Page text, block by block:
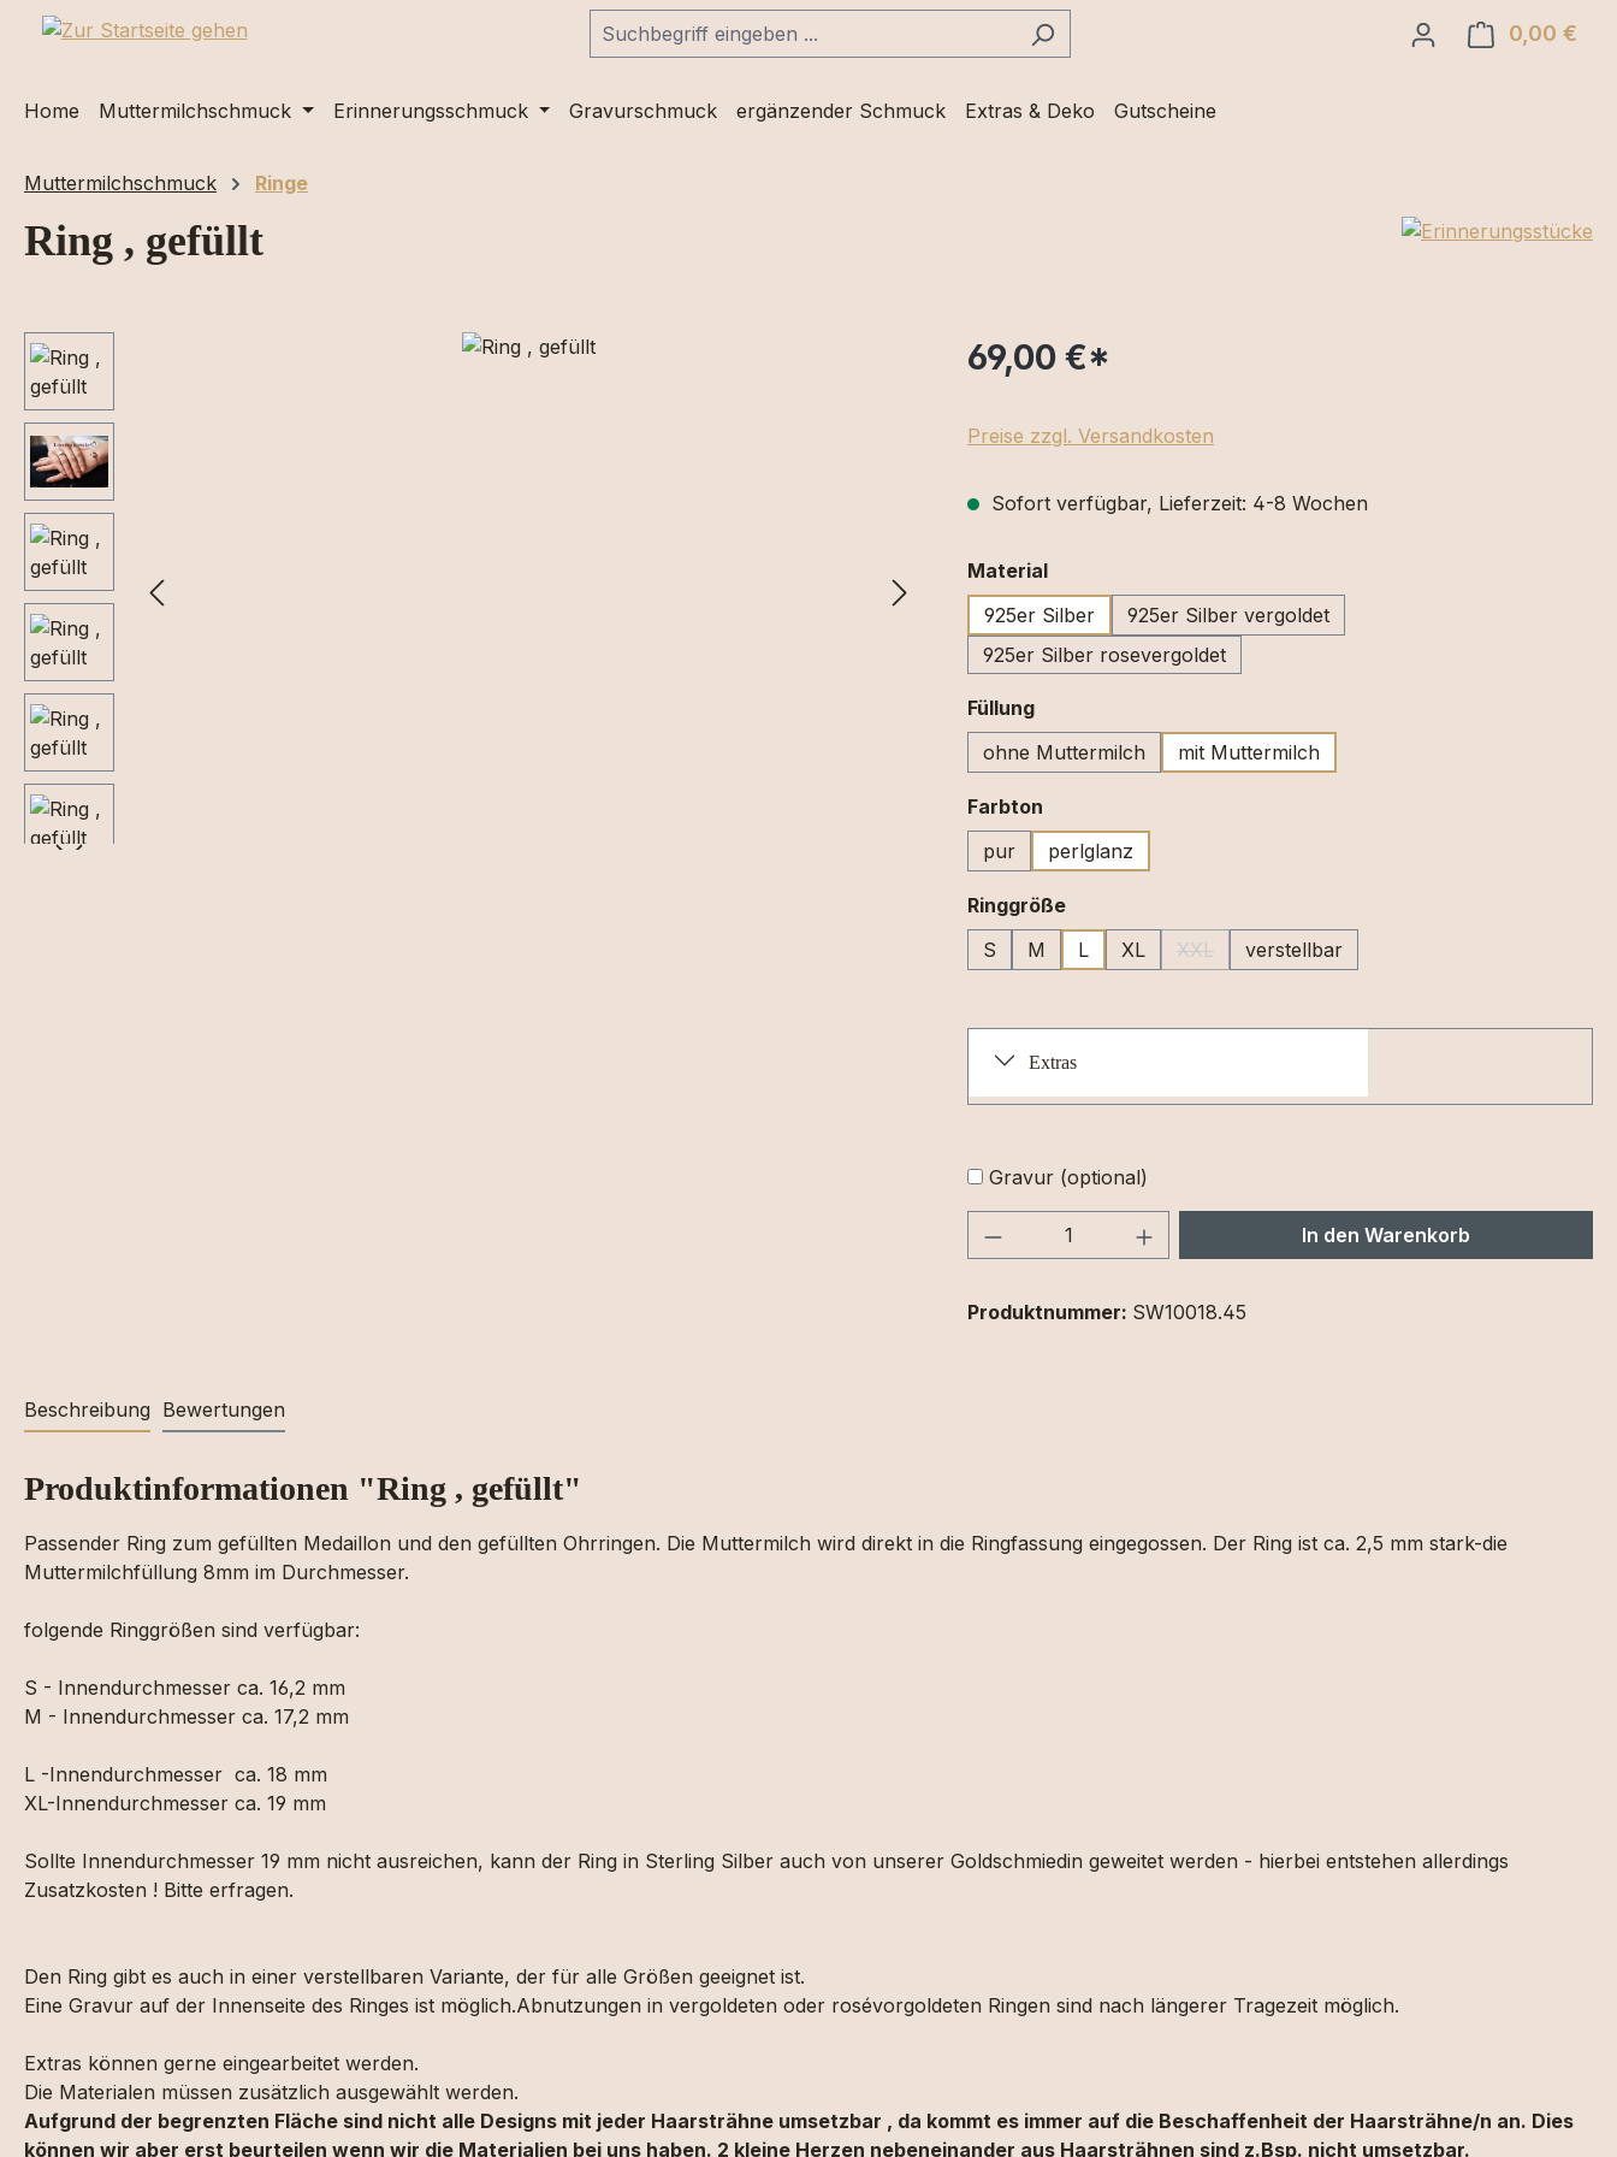
Hauptinhalt springen
Zur Suche springen
Zur Hauptnavigation springen 0,00 €
Home Muttermilchschmuck Erinnerungsschmuck Gravurschmuck ergänzender Schmuck Extras & Deko Gutscheine
Muttermilchschmuck Ringe
Ring , gefüllt
Bildergalerie überspringen 69,00 €*
Preise zzgl. Versandkosten
Sofort verfügbar, Lieferzeit: 4-8 Wochen
Materialauswählen
925er Silber
925er Silber vergoldet
925er Silber rosevergoldet
Füllungauswählen
ohne Muttermilch
mit Muttermilch
Farbton
pur
perlglanz
Ringgrößeauswählen
S
M L XL XXL
(Diese Option ist zurzeit nicht verfügbar.)
verstellbar
Extras
Gravur (optional)
Produkt Anzahl: Gib den gewünschten Wert
In den Warenkorb
Produktnummer: SW10018.45
Beschreibung Bewertungen
Produktinformationen "Ring , gefüllt"
Passender Ring zum gefüllten Medaillon und den gefüllten Ohrringen. Die Muttermilch wird direkt in die Ringfassung eingegossen. Der Ring ist ca. 2,5 mm stark-die
Muttermilchfüllung 8mm im Durchmesser.
folgende Ringgrößen sind verfügbar:
S - Innendurchmesser ca. 16,2 mm
M - Innendurchmesser ca. 17,2 mm
L -Innendurchmesser ca. 18 mm
XL-Innendurchmesser ca. 19 mm
Sollte Innendurchmesser 19 mm nicht ausreichen, kann der Ring in Sterling Silber auch von unserer Goldschmiedin geweitet werden - hierbei entstehen allerdings
Zusatzkosten ! Bitte erfragen.
Den Ring gibt es auch in einer verstellbaren Variante, der für alle Größen geeignet ist.
Eine Gravur auf der Innenseite des Ringes ist möglich.Abnutzungen in vergoldeten oder rosévorgoldeten Ringen sind nach längerer Tragezeit möglich.
Extras können gerne eingearbeitet werden.
Die Materialen müssen zusätzlich ausgewählt werden.
Aufgrund der begrenzten Fläche sind nicht alle Designs mit jeder Haarsträhne umsetzbar , da kommt es immer auf die Beschaffenheit der Haarsträhne/n an. Dies
können wir aber erst beurteilen wenn wir die Materialien bei uns haben. 2 kleine Herzen nebeneinander aus Haarsträhnen sind z.Bsp. nicht umsetzbar.